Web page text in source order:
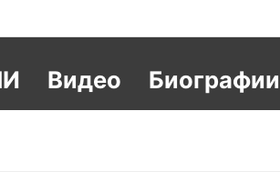
Видео Биографии